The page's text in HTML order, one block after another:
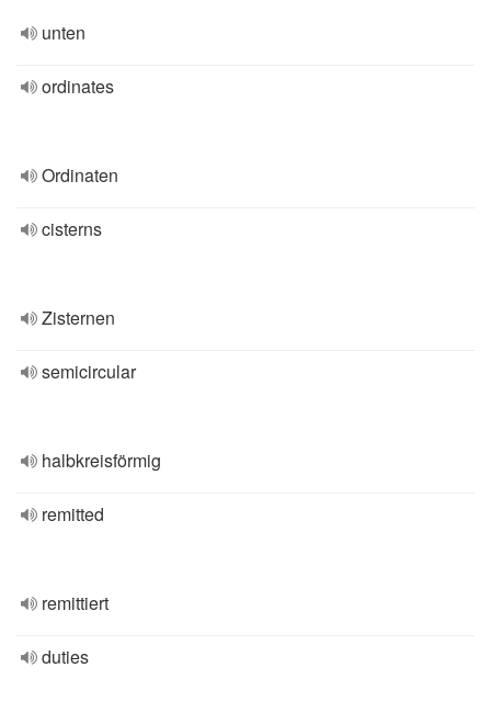
unten
ordinates
Ordinaten
cisterns
Zisternen
semicircular
halbkreisförmig
remitted
remittiert
duties